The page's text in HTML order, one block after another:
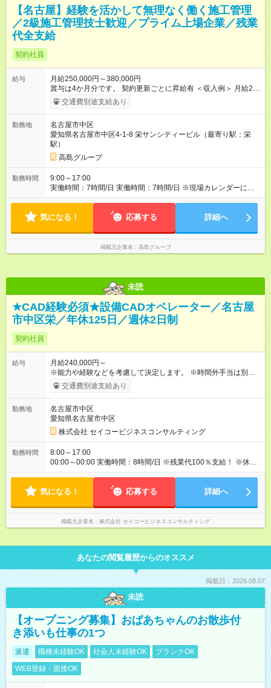
【名古屋】経験を活かして無理なく働く施工管理
／2級施工管理技士歓迎／プライム上場企業／残業
代全支給
契約社員
給与
月給250,000円～380,000円
賞与は4か月分です。 契約更新ごとに昇給有 ＜収入例＞ 月給25
万円、年収* 約545万円 *時間外手当11万円（40時間相当）込み
の場合。 ＜収入例＞ 月給38万円、年収* 約806万円 *時間外手当
交通費別途支給あり
勤務地
名古屋市中区
愛知県名古屋市中区4-1-8 栄サンシティービル（最寄り駅：栄
駅）
高島グループ
勤務時間
9:00～17:00
実働時間：7時間/日 実働時間：7時間/日 ※現場カレンダーによ
る。当社実働時間外は時間外勤務扱い
気になる！ 応募する 詳細へ
掲載元企業名 高島グループ
未読
★CAD経験必須★設備CADオペレーター／名古屋
市中区栄／年休125日／週休2日制
契約社員
給与
月給240,000円～
※能力や経験などを考慮して決定します。 ※時間外手当は別途支
給致します。 【試用期間】試用期間あり 試用期間の長さ：3ヶ
月 雇用形態、給与は本採用時と同じです。
交通費別途支給あり
勤務地
名古屋市中区
愛知県名古屋市中区
株式会社 セイコービジネスコンサルティング
勤務時間
8:00～17:00
00:00～00:00 実働時間：8時間/日 ※残業代100％支給！ ※休日
出勤は発生した場合は、振替休日の取得が可能です。
気になる！ 応募する 詳細へ
掲載元企業名 株式会社 セイコービジネスコンサルティング
あなたの閲覧履歴からのオススメ
掲載日：2026.08.07
未読
【オープニング募集】おばあちゃんのお散歩付
き添いも仕事の1つ
派遣 職種未経験OK 社会人未経験OK
ブランクOK
WEB登録・面接OK